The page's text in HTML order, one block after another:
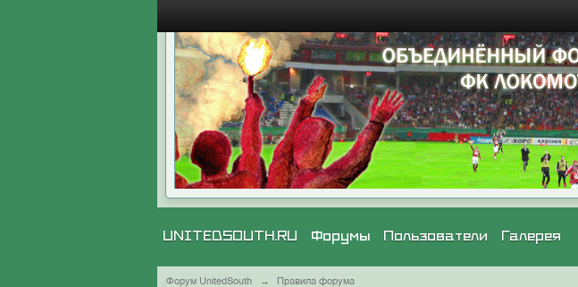
UNITEDSOUTH.RU Галерея
Форумы Пользователи
Форум UnitedSouth → Правила форума